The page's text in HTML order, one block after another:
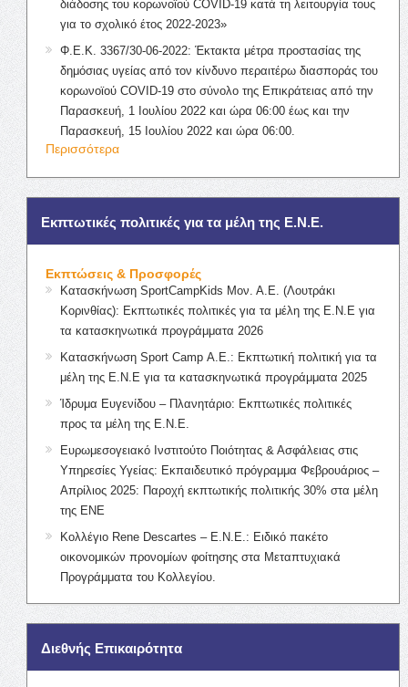
διάδοσης του κορωνοϊού COVID-19 κατά τη λειτουργία τους
για το σχολικό έτος 2022-2023»
Φ.Ε.Κ. 3367/30-06-2022: Έκτακτα μέτρα προστασίας της
δημόσιας υγείας από τον κίνδυνο περαιτέρω διασποράς του
κορωνοϊού COVID-19 στο σύνολο της Επικράτειας από την
Παρασκευή, 1 Ιουλίου 2022 και ώρα 06:00 έως και την
Παρασκευή, 15 Ιουλίου 2022 και ώρα 06:00.
Περισσότερα
Εκπτωτικές πολιτικές για τα μέλη της Ε.Ν.Ε.
Εκπτώσεις & Προσφορές
Κατασκήνωση SportCampKids Μον. Α.Ε. (Λουτράκι
Κορινθίας): Εκπτωτικές πολιτικές για τα μέλη της Ε.Ν.Ε για
τα κατασκηνωτικά προγράμματα 2026
Κατασκήνωση Sport Camp Α.Ε.: Εκπτωτική πολιτική για τα
μέλη της Ε.Ν.Ε για τα κατασκηνωτικά προγράμματα 2025
Ίδρυμα Ευγενίδου – Πλανητάριο: Εκπτωτικές πολιτικές
προς τα μέλη της Ε.Ν.Ε.
Ευρωμεσογειακό Ινστιτούτο Ποιότητας & Ασφάλειας στις
Υπηρεσίες Υγείας: Εκπαιδευτικό πρόγραμμα Φεβρουάριος –
Απρίλιος 2025: Παροχή εκπτωτικής πολιτικής 30% στα μέλη
της ΕΝΕ
Κολλέγιο Rene Descartes – Ε.Ν.Ε.: Ειδικό πακέτο
οικονομικών προνομίων φοίτησης στα Μεταπτυχιακά
Προγράμματα του Κολλεγίου.
Διεθνής Επικαιρότητα